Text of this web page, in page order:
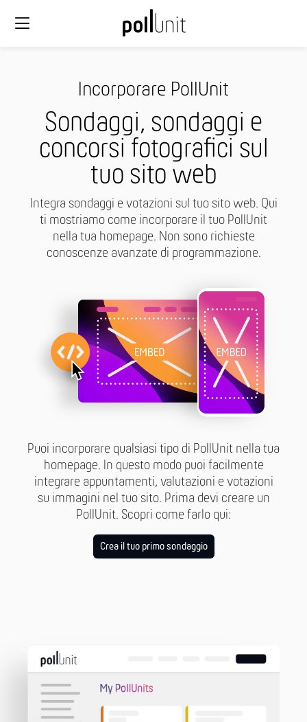
Incorporare PollUnit
Sondaggi, sondaggi e
concorsi fotografici sul
tuo sito web
Integra sondaggi e votazioni sul tuo sito web. Qui
ti mostriamo come incorporare il tuo PollUnit
nella tua homepage. Non sono richieste
conoscenze avanzate di programmazione.
Puoi incorporare qualsiasi tipo di PollUnit nella tua
homepage. In questo modo puoi facilmente
integrare appuntamenti, valutazioni e votazioni
su immagini nel tuo sito. Prima devi creare un
PollUnit. Scopri come farlo qui:
Crea il tuo primo sondaggio